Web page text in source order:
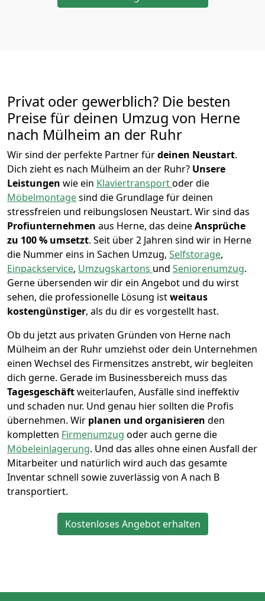
Privat oder gewerblich? Die besten
Preise für deinen Umzug von Herne
nach Mülheim an der Ruhr
Wir sind der perfekte Partner fürdeinen Neustart.
Dich zieht es nach Mülheim an der Ruhr? Unsere
Leistungen wie ein Klaviertransportoder die
Möbelmontagesind die Grundlage für deinen
stressfreien und reibungslosen Neustart. Wir sind das
Profiunternehmen aus Herne, das deineAnsprüche
zu 100 % umsetzt. Seit über 2 Jahren sind wir in Herne
die Nummer eins in Sachen Umzug, Selfstorage,
Einpackservice, Umzugskartons und Seniorenumzug.
Gerne übersenden wir dir ein Angebot und du wirst
sehen, die professionelle Lösung istweitaus
kostengünstiger, als du dir es vorgestellt hast.
Ob du jetzt aus privaten Gründen von Herne nach
Mülheim an der Ruhr umziehst oder dein Unternehmen
einen Wechsel des Firmensitzes anstrebt, wir begleiten
dich gerne. Gerade im Businessbereich muss das
Tagesgeschäftweiterlaufen, Ausfälle sind ineffektiv
und schaden nur. Und genau hier sollten die Profis
übernehmen. Wir planen und organisieren den
kompletten Firmenumzug oder auch gerne die
Möbeleinlagerung. Und das alles ohne einen Ausfall der
Mitarbeiter und natürlich wird auch das gesamte
Inventar schnell sowie zuverlässig von A nach B
transportiert.
Kostenloses Angebot erhalten